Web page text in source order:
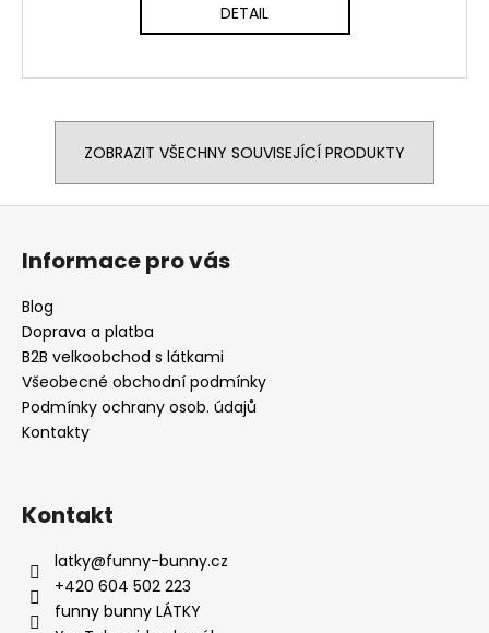
DETAIL
ZOBRAZIT VŠECHNY SOUVISEJÍCÍ PRODUKTY
Z
Informace pro vás
Blog
Doprava a platba
B2B velkoobchod s látkami
Všeobecné obchodní podmínky
Podmínky ochrany osob. údajů
Kontakty
Kontakt
latky@funny-bunny.cz
+420 604 502 223
funny bunny LÁTKY